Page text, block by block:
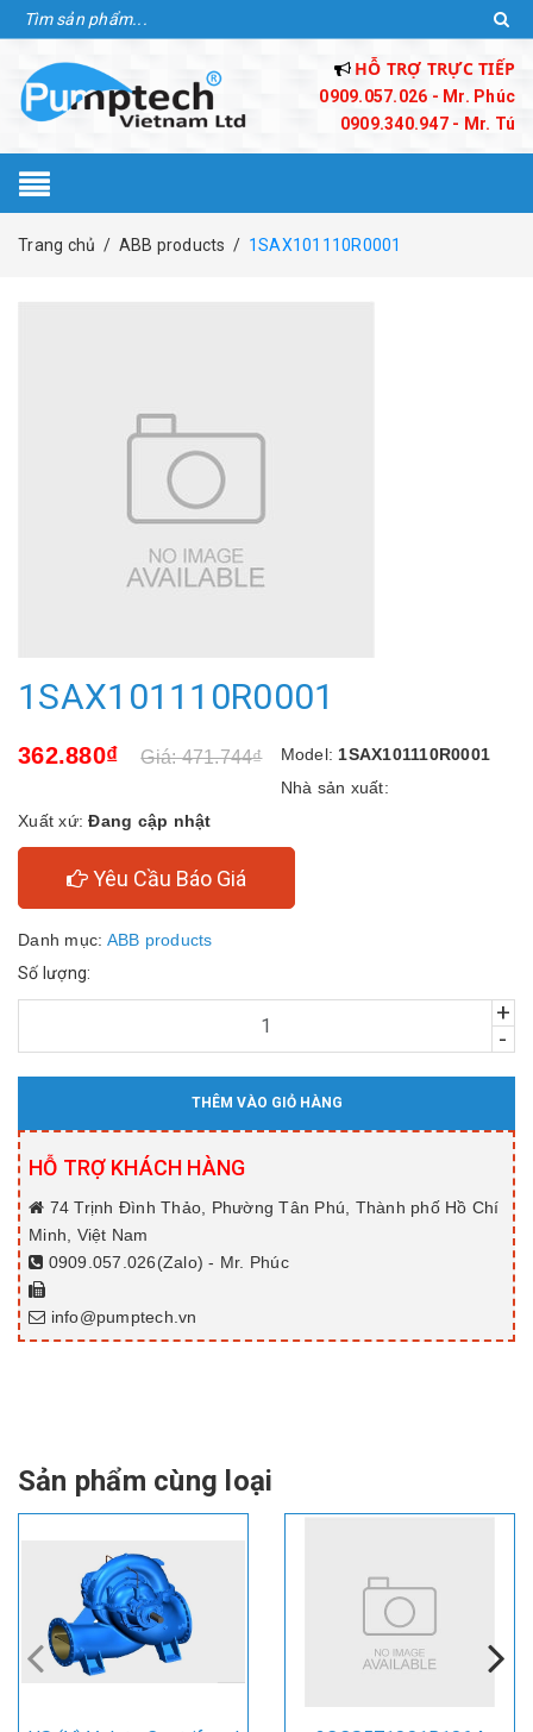
HỖ TRỢ TRỰC TIẾP
0909.057.026 - Mr. Phúc
0909.340.947 - Mr. Tú
Trang chủ / ABB products / 1SAX101110R0001
1SAX101110R0001
362.880₫ Giá: 471.744₫ Model: 1SAX101110R0001
Nhà sản xuất:
Xuất xứ:Đang cập nhật
Yêu Cầu Báo Giá
Danh mục: ABB products
Số lượng:
+
-
THÊM VÀO GIỎ HÀNG
HỖ TRỢ KHÁCH HÀNG
74 Trịnh Đình Thảo, Phường Tân Phú, Thành phố Hồ Chí
Minh, Việt Nam
0909.057.026(Zalo) - Mr. Phúc
info@pumptech.vn
Sản phẩm cùng loại